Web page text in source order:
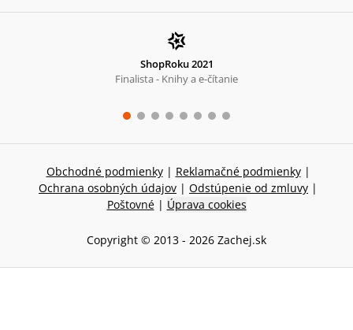
ShopRoku 2021
Finalista - Knihy a e-čítanie
Obchodné podmienky | Reklamačné podmienky |
Ochrana osobných údajov | Odstúpenie od zmluvy |
Poštovné | Úprava cookies
Copyright © 2013 - 2026 Zachej.sk